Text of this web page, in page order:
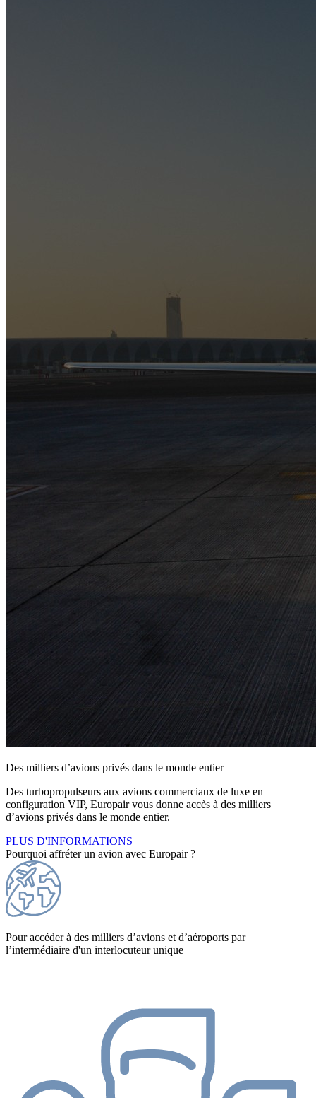
Des milliers d’avions privés dans le monde entier
Des turbopropulseurs aux avions commerciaux de luxe en
configuration VIP, Europair vous donne accès à des milliers
d’avions privés dans le monde entier.
PLUS D'INFORMATIONS
Pourquoi affréter un avion avec Europair ?
Pour accéder à des milliers d’avions et d’aéroports par
l’intermédiaire d'un interlocuteur unique